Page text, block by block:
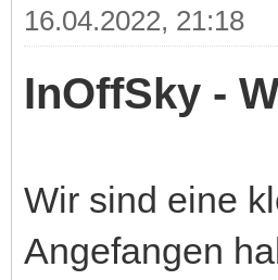
16.04.2022, 21:18
InOffSky -
Wir sind eine
Angefangen